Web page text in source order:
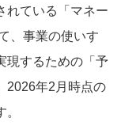
れている「マネー
、事業の使いす
現するための「予
2026年2月時点の